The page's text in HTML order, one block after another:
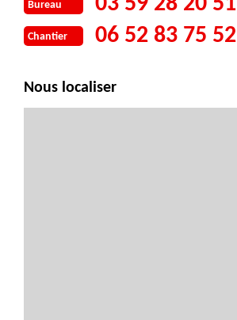
Bureau
Chantier 06 52 83 75 52
Nous localiser